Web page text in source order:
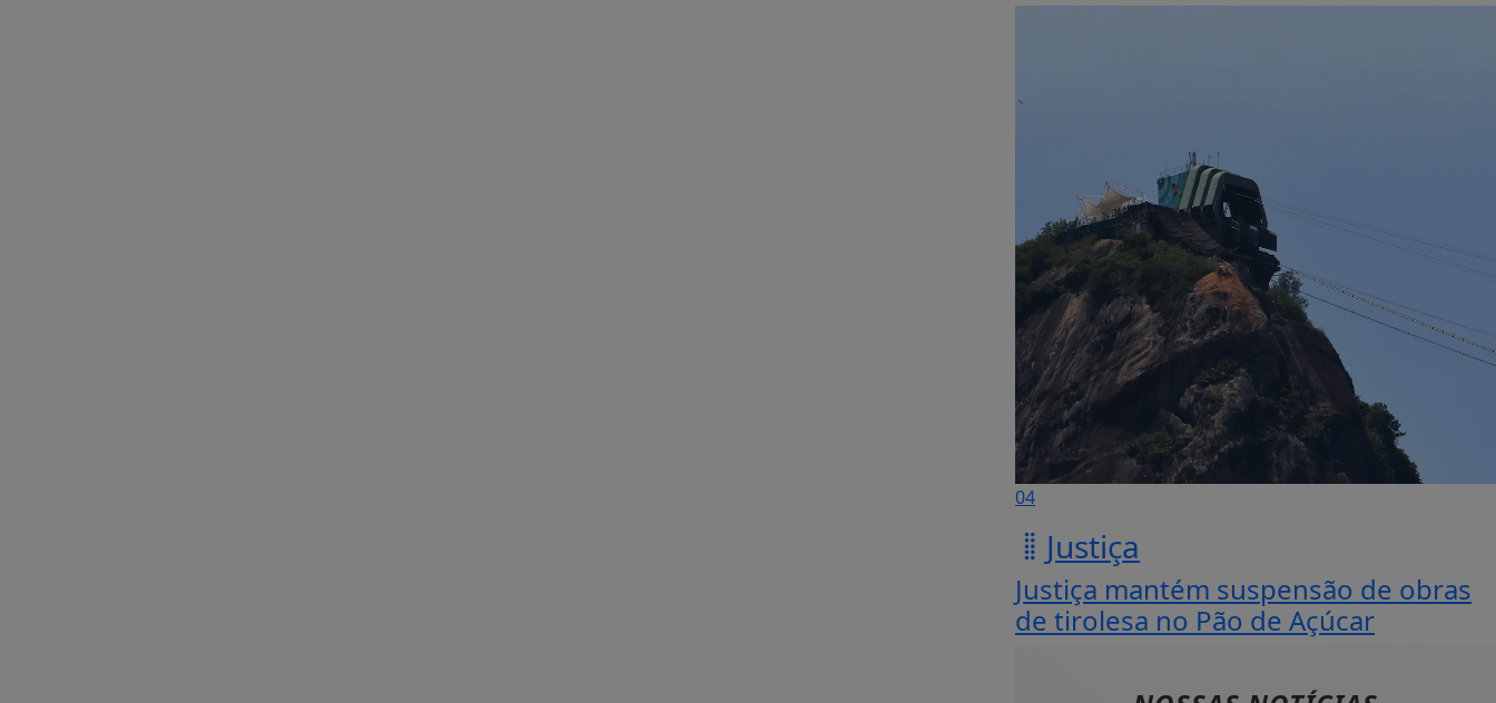
04
Justiça
Justiça mantém suspensão de obras
de tirolesa no Pão de Açúcar